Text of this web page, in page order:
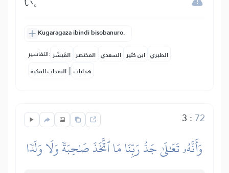
い。
Kugaragaza ibindi bisobanuro.
التفاسير: المُيسَّر المختصر السعدي ابن كثير الطبري
النفحات المكية | هدايات
3 : 72
وَأَنَّهُۥ تَعَٰلَىٰ جَدُّ رَبِّنَا مَا ٱتَّخَذَ صَٰحِبَةٗ وَلَا وَلَدٗا